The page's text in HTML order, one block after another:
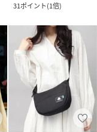
31ポイント(1倍)